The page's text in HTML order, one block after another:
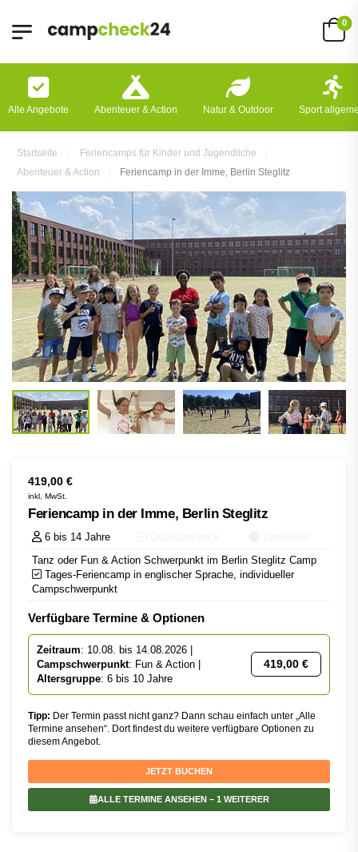
0
Alle Angebote Abenteuer & Action Natur & Outdoor Sport
Startseite
Feriencamps für Kinder und Jugendliche
Abenteuer & Action
Feriencamp in der Imme, Berlin Steglitz
419,00 €
inkl. MwSt.
Feriencamp in der Imme, Berlin Steglitz
6 bis 14 Jahre
Tanz oder Fun & Action Schwerpunkt im Berlin Steglitz Camp
Tages-Feriencamp in englischer Sprache, individueller
Campschwerpunkt
Verfügbare Termine & Optionen
Zeitraum: 10.08. bis 14.08.2026 |
Campschwerpunkt: Fun & Action |
Altersgruppe: 6 bis 10 Jahre
419,00 €
Tipp: Der Termin passt nicht ganz? Dann schau einfach unter „Alle
Termine ansehen“. Dort findest du weitere verfügbare Optionen zu
diesem Angebot.
JETZT BUCHEN
ALLE TERMINE ANSEHEN – 1 WEITERER